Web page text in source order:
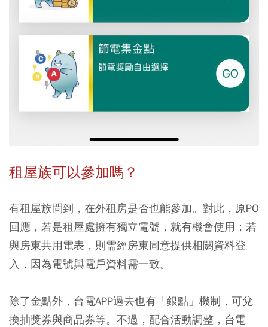
租屋族可以參加嗎？
有租屋族問到，在外租房是否也能參加。對此，原PO
回應，若是租屋處擁有獨立電號，就有機會使用；若
與房東共用電表，則需經房東同意提供相關資料登
入，因為電號與電戶資料需一致。
除了金點外，台電APP過去也有「銀點」機制，可兌
換抽獎券與商品券等。不過，配合活動調整，台電